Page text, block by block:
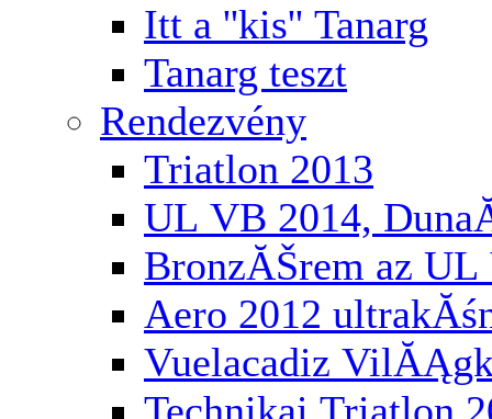
Itt a ''kis'' Tanarg
Tanarg teszt
Rendezvény
Triatlon 2013
UL VB 2014,
BronzĂŠrem az
Aero 2012
Vuelacadiz